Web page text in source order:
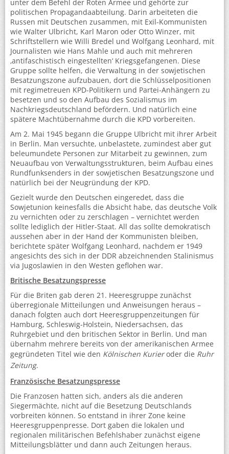
unter dem Befehl der Roten Armee und gehörte zur
politischen Propagandaabteilung. Darin arbeiteten die
Russen mit Deutschen zusammen, mit Exil-Kommunisten
wie Walter Ulbricht, Karl Maron oder Otto Winzer, mit
Schriftstellern wie Willi Bredel und Wolfgang Leonhard, mit
Journalisten wie Hans Mahle und auch mit mehreren
‚antifaschistisch eingestellten‘ Kriegsgefangenen. Diese
Gruppe sollte helfen, die Verwaltung in der sowjetischen
Besatzungszone aufzubauen, dort die Schlüsselpositionen
mit regimetreuen KPD-Politikern und Partei-Anhängern zu
besetzen und so den Aufbau des Sozialismus im
Nachkriegsdeutschland befördern. Und natürlich eine
spätere Machtübernahme durch die KPD vorbereiten.
Am 2. Mai 1945 begann die Gruppe Ulbricht mit ihrer Arbeit
in Berlin. Man versuchte, unbelastete, zumindest aber gut
beleumundete Personen zur Mitarbeit zu gewinnen, zum
Neuaufbau von Verwaltungsstrukturen, beim Aufbau eines
Rundfunksenders in der sowjetischen Besatzungszone und
natürlich bei der Neugründung der KPD.
Gezielt wurde den Deutschen eingeredet, dass die
Sowjetunion keinesfalls die Absicht habe, das deutsche Volk
zu vernichten oder zu zerschlagen – vernichtet werden
sollte lediglich der Hitler-Staat. All das sollte demokratisch
aussehen aber in der Hand der Kommunisten bleiben,
berichtete später Wolfgang Leonhard, nachdem er 1949
angesichts des sich in der DDR abzeichnenden Stalinismus
via Jugoslawien in den Westen geflohen war.
Britische Besatzungspresse
Für die Briten gab deren 21. Heeresgruppe zunächst
überregionale Mitteilungen und Anweisungen heraus –
danach folgten auch dort Heeresgruppenzeitungen für
Hamburg, Schleswig-Holstein, Niedersachsen, das
Ruhrgebiet und den britischen Sektor in Berlin. Und man
übernahm mehrere bereits von der amerikanischen Armee
gegründeten Titel wie den Kölnischen Kurieroder die Ruhr
Zeitung.
Französische Besatzungspresse
Die Franzosen hatten sich, anders als die anderen
Siegermächte, nicht auf die Besetzung Deutschlands
vorbreiten können. So entstand in ihrer Zone keine
Heeresgruppenpresse. Dort gaben die lokalen und
regionalen militärischen Befehlshaber zunächst eigene
Mitteilungsblätter und dann auch Zeitungen heraus.